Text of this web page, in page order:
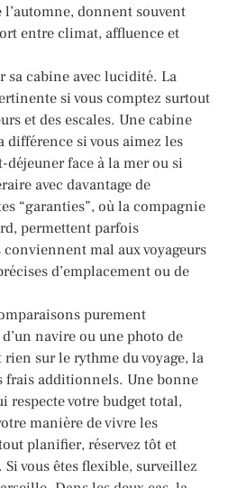
donnent souvent
entre climat, affluence et
sa cabine avec lucidité. La
si vous comptez surtout
et des escales. Une cabine
différence si vous aimez les
face à la mer ou si
avec davantage de
“garanties”, où la compagnie
permettent parfois
mal aux voyageurs
d’emplacement ou de
purement
navire ou une photo de
sur le rythme du voyage, la
frais additionnels. Une bonne
respecte votre budget total,
manière de vivre les
planifier, réservez tôt et
vous êtes flexible, surveillez